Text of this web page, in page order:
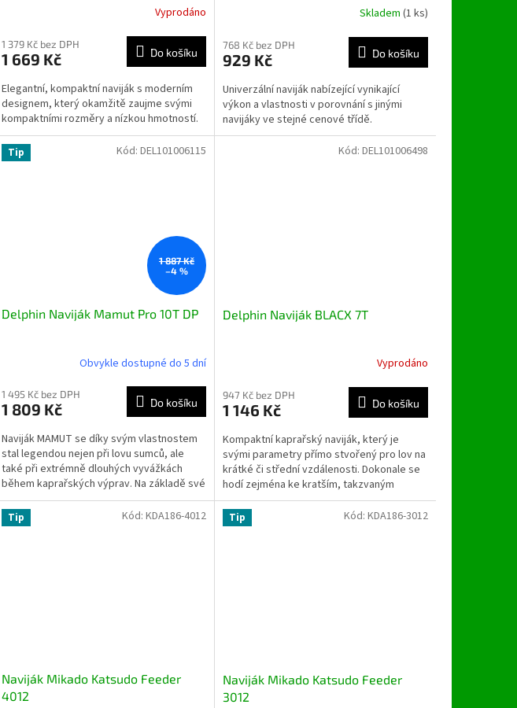
Vyprodáno
1 379 Kč bez DPH
1 669 Kč Do košíku
Elegantní, kompaktní naviják s moderním
designem, který okamžitě zaujme svými
kompaktními rozměry a nízkou hmotností.
Skladem (1 ks)
768 Kč bez DPH
929 Kč Do košíku
Univerzální naviják nabízející vynikající
výkon a vlastnosti v porovnání s jinými
navijáky ve stejné cenové třídě.
Tip
1 887 Kč
–4 %
Delphin Naviják Mamut Pro 10T DP
Obvykle dostupné do 5 dní
1 495 Kč bez DPH
1 809 Kč Do košíku
Naviják MAMUT se díky svým vlastnostem
stal legendou nejen při lovu sumců, ale
také při extrémně dlouhých vyvážkách
během kaprařských výprav. Na základě své
popularity a...
Kód: DEL101006115
Delphin Naviják BLACX 7T
Vyprodáno
947 Kč bez DPH
1 146 Kč Do košíku
Kompaktní kaprařský naviják, který je
svými parametry přímo stvořený pro lov na
krátké či střední vzdálenosti. Dokonale se
hodí zejména ke kratším, takzvaným
stalkovým prutům.
Kód: DEL101006498
Tip
Naviják Mikado Katsudo Feeder
4012
Kód: KDA186-4012 Tip
Naviják Mikado Katsudo Feeder
3012
Kód: KDA186-3012